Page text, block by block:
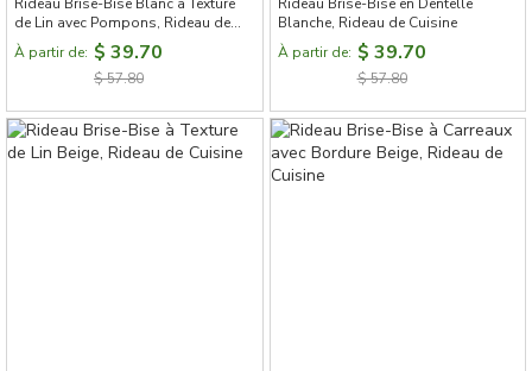
de Lin avec Pompons, Rideau de
Cuisine
À partir de: $ 39.70
$ 57.80
Blanche, Rideau de Cuisine
À partir de: $ 39.70
$ 57.80